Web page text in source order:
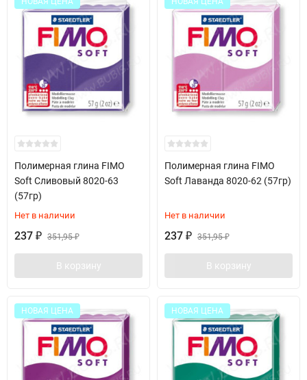
Полимерная глина FIMO
Soft Сливовый 8020-63
(57гр)
Нет в наличии
237 ₽ 351,95₽
В корзину
Полимерная глина FIMO
Soft Лаванда 8020-62 (57гр)
Нет в наличии
237 ₽ 351,95₽
В корзину
НОВАЯ ЦЕНА НОВАЯ ЦЕНА